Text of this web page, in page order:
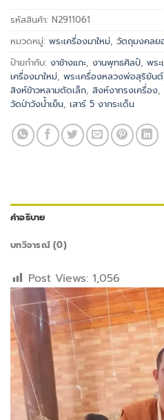
รหัสสินค้า: N2911061
หมวดหมู่: พระเครื่องมาใหม่, วัตถุมงคลย
ป้ายกำกับ: งาช้างแกะ, งานพุทธศิลป์, พระ
เครื่องมาใหม่, พระเครื่องหลวงพ่อสุริยันต์
สิงห์ข้าวหลามตัดเล็ก, สิงห์งาทรงเครื่อง,
วัดป่าวังน้ำเย็น, เสาร์ 5 งากระเด็น
คำอธิบาย
บทวิจารณ์ (0)
Post Views: 1,056